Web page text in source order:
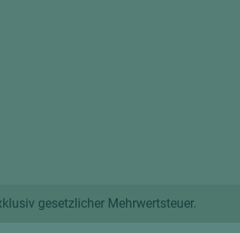
gesetzlicher Mehrwertsteuer.